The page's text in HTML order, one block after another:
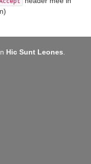
Hic Sunt Leones.